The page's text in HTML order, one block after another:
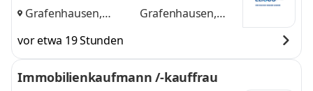
Grafenhausen,
und
Grafenhausen,
vor etwa 19 Stunden
Immobilienkaufmann /-kauffrau